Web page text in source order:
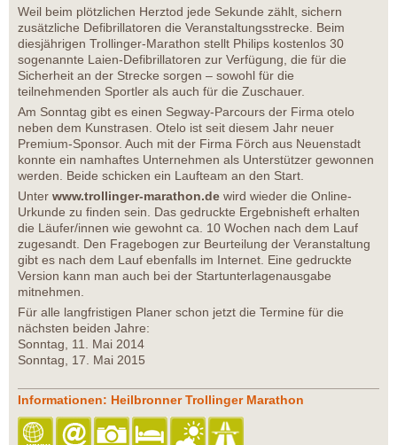
Weil beim plötzlichen Herztod jede Sekunde zählt, sichern
zusätzliche Defibrillatoren die Veranstaltungsstrecke. Beim
diesjährigen Trollinger-Marathon stellt Philips kostenlos 30
sogenannte Laien-Defibrillatoren zur Verfügung, die für die
Sicherheit an der Strecke sorgen – sowohl für die
teilnehmenden Sportler als auch für die Zuschauer.
Am Sonntag gibt es einen Segway-Parcours der Firma otelo
neben dem Kunstrasen. Otelo ist seit diesem Jahr neuer
Premium-Sponsor. Auch mit der Firma Förch aus Neuenstadt
konnte ein namhaftes Unternehmen als Unterstützer gewonnen
werden. Beide schicken ein Laufteam an den Start.
Unter www.trollinger-marathon.de wird wieder die Online-
Urkunde zu finden sein. Das gedruckte Ergebnisheft erhalten
die Läufer/innen wie gewohnt ca. 10 Wochen nach dem Lauf
zugesandt. Den Fragebogen zur Beurteilung der Veranstaltung
gibt es nach dem Lauf ebenfalls im Internet. Eine gedruckte
Version kann man auch bei der Startunterlagenausgabe
mitnehmen.
Für alle langfristigen Planer schon jetzt die Termine für die
nächsten beiden Jahre:
Sonntag, 11. Mai 2014
Sonntag, 17. Mai 2015
Informationen: Heilbronner Trollinger Marathon